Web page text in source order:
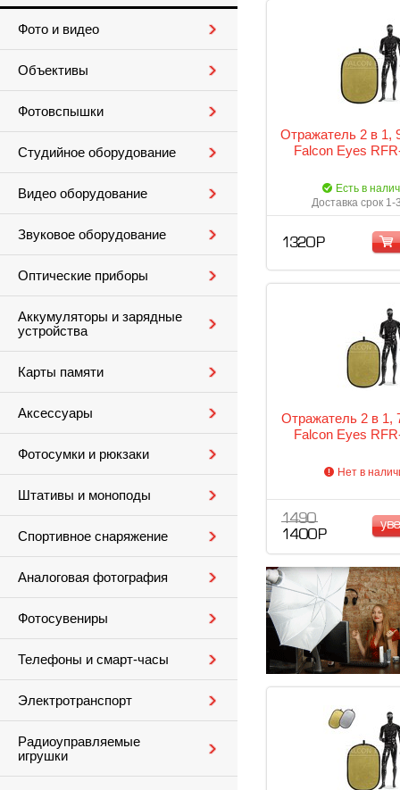
Фото и видео
Объективы
Фотовспышки
Студийное оборудование
Видео оборудование
Звуковое оборудование
Оптические приборы
Аккумуляторы и зарядные
устройства
Карты памяти
Аксессуары
Фотосумки и рюкзаки
Штативы и моноподы
Спортивное снаряжение
Аналоговая фотография
Фотосувениры
Телефоны и смарт-часы
Электротранспорт
Радиоуправляемые
игрушки
Отражатель 2 в 1,
Falcon Eyes
Есть в
Доставка срок 1-
1 320 Р
Отражатель 2 в 1,
Falcon Eyes
Нет в
1 490
1 400 Р